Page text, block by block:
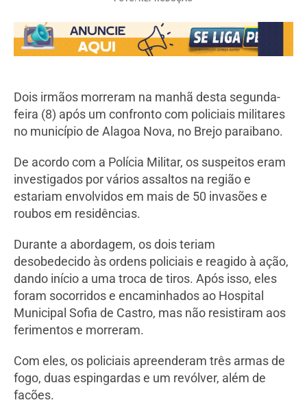
Dois irmãos morreram na manhã desta segunda-
feira (8) após um confronto com policiais militares
no município de Alagoa Nova, no Brejo paraibano.
De acordo com a Polícia Militar, os suspeitos eram
investigados por vários assaltos na região e
estariam envolvidos em mais de 50 invasões e
roubos em residências.
Durante a abordagem, os dois teriam
desobedecido às ordens policiais e reagido à ação,
dando início a uma troca de tiros. Após isso, eles
foram socorridos e encaminhados ao Hospital
Municipal Sofia de Castro, mas não resistiram aos
ferimentos e morreram.
Com eles, os policiais apreenderam três armas de
fogo, duas espingardas e um revólver, além de
facões.